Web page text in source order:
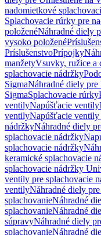
nadomietkové
Splachovacie rúrky pre
položenéNáhradné diely
vysoko položené
PríslušenstvoPrípojky
manžetyVsuvky, ružice a
splachovacie nádržky
SigmaNáhradné diely
SigmaSplachovacie rúrky
ventilyNapúšťacie ventily
ventilyNapúšťacie ventily
nádržkyNáhradné diely
splachovacie nádržky
splachovacie nádržky
keramické splachovacie
splachovacie nádržky
ventily pre splachovacie
ventilyNáhradné diely
splachovanieNáhradné
splachovanieNáhradné
súpravyNáhradné diely
splachovanieNáhradné